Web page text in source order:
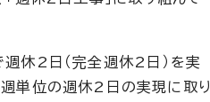
休2日（完全週休2日）を実
単位の週休2日の実現に取り